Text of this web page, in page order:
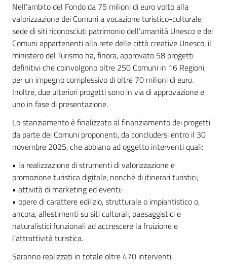
Nell’ambito del Fondo da 75 milioni di euro volto alla
valorizzazione dei Comuni a vocazione turistico-culturale
sede di siti riconosciuti patrimonio dell’umanità Unesco e dei
Comuni appartenenti alla rete delle città creative Unesco, il
ministero del Turismo ha, finora, approvato 58 progetti
definitivi che coinvolgono oltre 250 Comuni in 16 Regioni,
per un impegno complessivo di oltre 70 milioni di euro.
Inoltre, due ulteriori progetti sono in via di approvazione e
uno in fase di presentazione.
Lo stanziamento è finalizzato al finanziamento dei progetti
da parte dei Comuni proponenti, da concludersi entro il 30
novembre 2025, che abbiano ad oggetto interventi quali:
• la realizzazione di strumenti di valorizzazione e
promozione turistica digitale, nonché di itinerari turistici;
• attività di marketing ed eventi;
• opere di carattere edilizio, strutturale o impiantistico o,
ancora, allestimenti su siti culturali, paesaggistici e
naturalistici funzionali ad accrescere la fruizione e
l’attrattività turistica.
Saranno realizzati in totale oltre 470 interventi.